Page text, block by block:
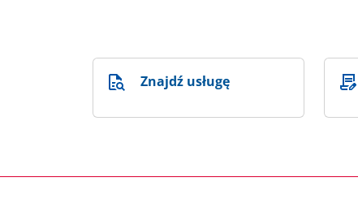
Znajdź usługę